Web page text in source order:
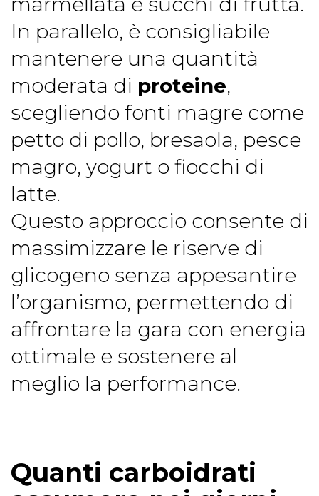
In parallelo, è consigliabile
mantenere una quantità
moderata di proteine,
scegliendo fonti magre come
petto di pollo, bresaola, pesce
magro, yogurt o fiocchi di
latte.
Questo approccio consente di
massimizzare le riserve di
glicogeno senza appesantire
l’organismo, permettendo di
affrontare la gara con energia
ottimale e sostenere al
meglio la performance.
Quanti carboidrati